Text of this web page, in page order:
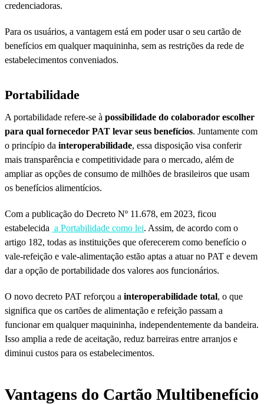
credenciadoras.
Para os usuários, a vantagem está em poder usar o seu cartão de
benefícios em qualquer maquininha, sem as restrições da rede de
estabelecimentos conveniados.
Portabilidade
A portabilidade refere-se à possibilidade do colaborador escolher
para qual fornecedor PAT levar seus benefícios. Juntamente com
o princípio da interoperabilidade, essa disposição visa conferir
mais transparência e competitividade para o mercado, além de
ampliar as opções de consumo de milhões de brasileiros que usam
os benefícios alimentícios.
Com a publicação do Decreto Nº 11.678, em 2023, ficou
estabelecida a Portabilidade como lei. Assim, de acordo com o
artigo 182, todas as instituições que oferecerem como benefício o
vale-refeição e vale-alimentação estão aptas a atuar no PAT e devem
dar a opção de portabilidade dos valores aos funcionários.
O novo decreto PAT reforçou a interoperabilidade total, o que
significa que os cartões de alimentação e refeição passam a
funcionar em qualquer maquininha, independentemente da bandeira.
Isso amplia a rede de aceitação, reduz barreiras entre arranjos e
diminui custos para os estabelecimentos.
Vantagens do Cartão Multibenefício